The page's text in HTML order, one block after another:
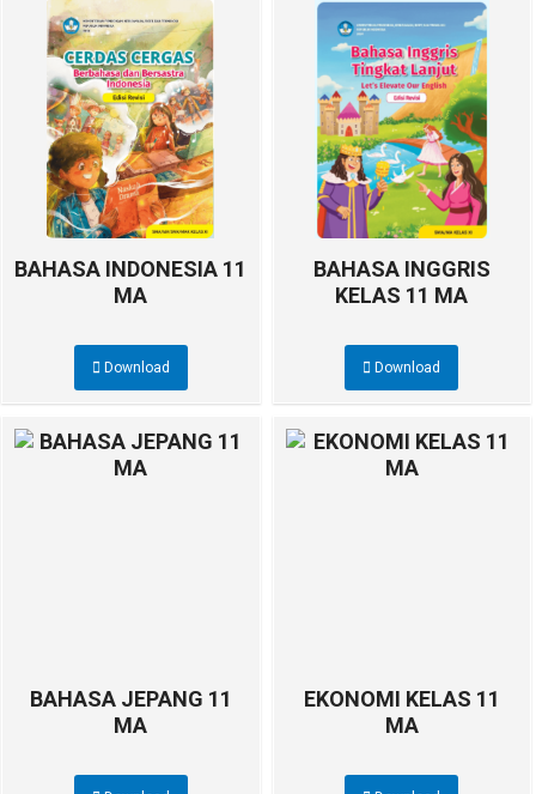
BAHASA INDONESIA 11
MA
Download
BAHASA INGGRIS
KELAS 11 MA
Download
BAHASA JEPANG 11
MA
EKONOMI KELAS 11
MA